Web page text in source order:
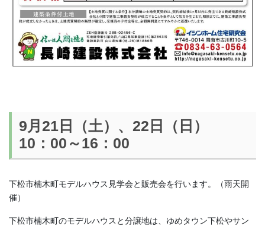
9月21日（土）、22日（日）
10：00～16：00
下松市楠木町モデルハウス見学会と販売会を行います。（雨天開
催）
下松市楠木町のモデルハウスと分譲地は、ゆめタウン下松やサン